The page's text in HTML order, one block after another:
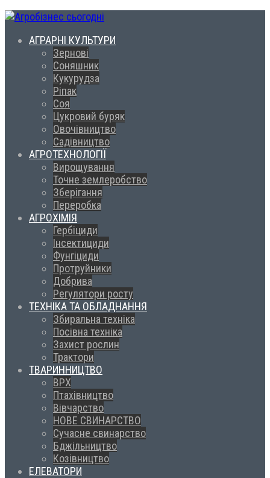
АГРАРНІ КУЛЬТУРИ
Зернові
Соняшник
Кукурудза
Ріпак
Соя
Цукровий буряк
Овочівництво
Садівництво
АГРОТЕХНОЛОГІЇ
Вирощування
Точне землеробство
Зберігання
Переробка
АГРОХІМІЯ
Гербіциди
Інсектициди
Фунгіциди
Протруйники
Добрива
Регулятори росту
ТЕХНІКА ТА ОБЛАДНАННЯ
Збиральна техніка
Посівна техніка
Захист рослин
Трактори
ТВАРИННИЦТВО
ВРХ
Птахівництво
Вівчарство
НОВЕ СВИНАРСТВО
Сучасне свинарство
Бджільництво
Козівництво
ЕЛЕВАТОРИ